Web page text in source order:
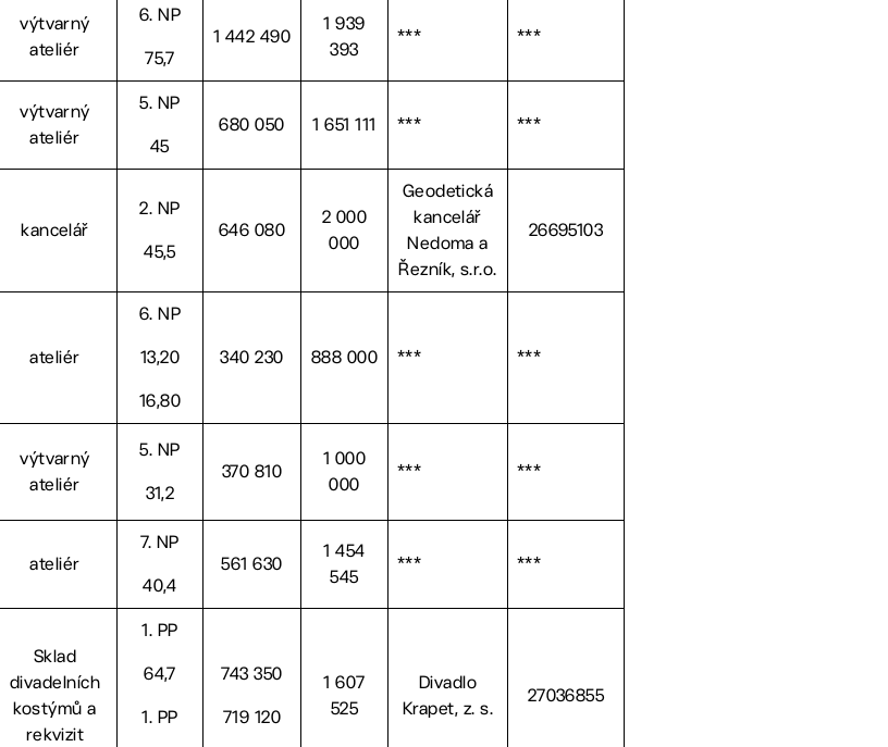
výtvarný
ateliér
6. NP
75,7
1 442 490
1 939
393
*** ***
výtvarný
ateliér
5. NP
45
680 050 1 651 111 *** ***
kancelář
2. NP
45,5
646 080
2 000
000
Geodetická
kancelář
Nedoma a
Řezník, s.r.o.
26695103
ateliér
6. NP
13,20
16,80
340 230 888 000 *** ***
výtvarný
ateliér
5. NP
31,2
370 810
1 000
000
*** ***
ateliér
7. NP
40,4
561 630
1 454
545
*** ***
Sklad
divadelních
kostýmů a
rekvizit
1. PP
64,7
1. PP
743 350
719 120
1 607
525
Divadlo
Krapet, z. s.
27036855